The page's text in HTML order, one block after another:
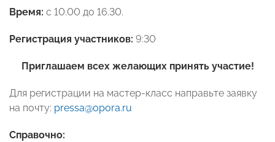
Время: с 10.00 до 16.30.
Регистрация участников: 9:30
Приглашаем всех желающих принять участие!
Для регистрации на мастер-класс направьте заявку
на почту: pressa@opora.ru
Справочно: